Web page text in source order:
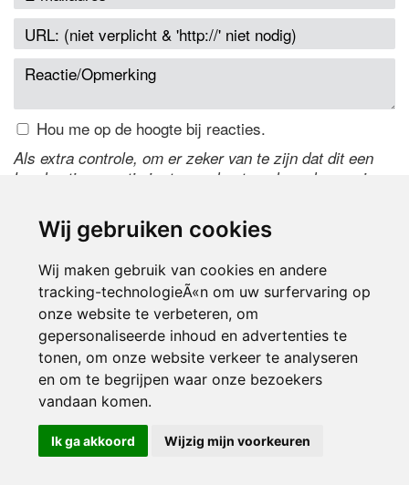
Wij gebruiken cookies
Wij maken gebruik van cookies en andere
tracking-technologieÃ«n om uw surfervaring op
onze website te verbeteren, om
gepersonaliseerde inhoud en advertenties te
tonen, om onze website verkeer te analyseren
en om te begrijpen waar onze bezoekers
vandaan komen.
Ik ga akkoord Wijzig mijn voorkeuren
Hou me op de hoogte bij reacties.
Als extra controle, om er zeker van te zijn dat dit een
handmatige reactie is, typ onderstaande code over in
de code te wijzigen.
© 2000-2026 UFE Media:Managersonline.nl|Brisk magazine
Partners:Autowereld.com